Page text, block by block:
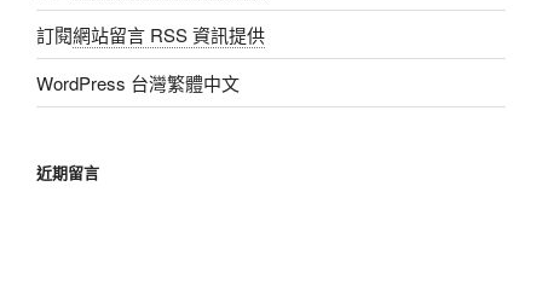
訂閱網站留言 RSS 資訊提供
WordPress 台灣繁體中文
近期留言